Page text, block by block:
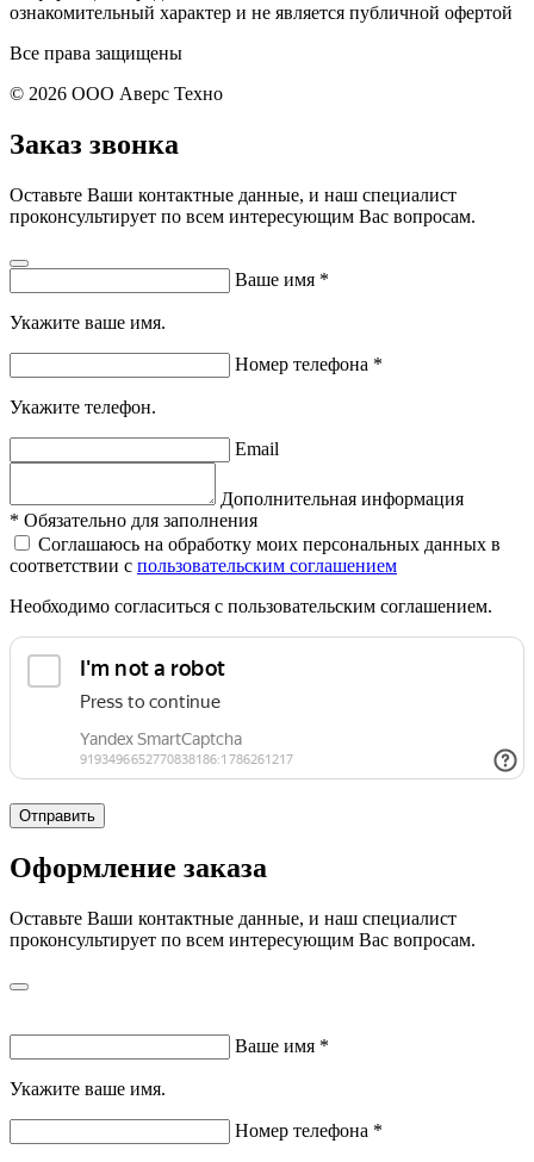
ознакомительный характер и не является публичной офертой
Все права защищены
© 2026 ООО Аверс Техно
Заказ звонка
Оставьте Ваши контактные данные, и наш специалист
проконсультирует по всем интересующим Вас вопросам.
Ваше имя *
Укажите ваше имя.
Номер телефона *
Укажите телефон.
Email
Дополнительная информация
* Обязательно для заполнения
Соглашаюсь на обработку моих персональных данных в
соответствии с пользовательским соглашением
Необходимо согласиться с пользовательским соглашением.
Отправить
Оформление заказа
Оставьте Ваши контактные данные, и наш специалист
проконсультирует по всем интересующим Вас вопросам.
Ваше имя *
Укажите ваше имя.
Номер телефона *